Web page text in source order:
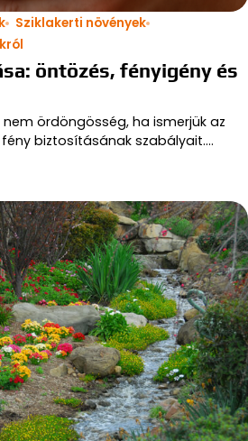
Sziklakerti növények
öntözés, fényigény és
ördöngösség, ha ismerjük az
biztosításának szabályait.…